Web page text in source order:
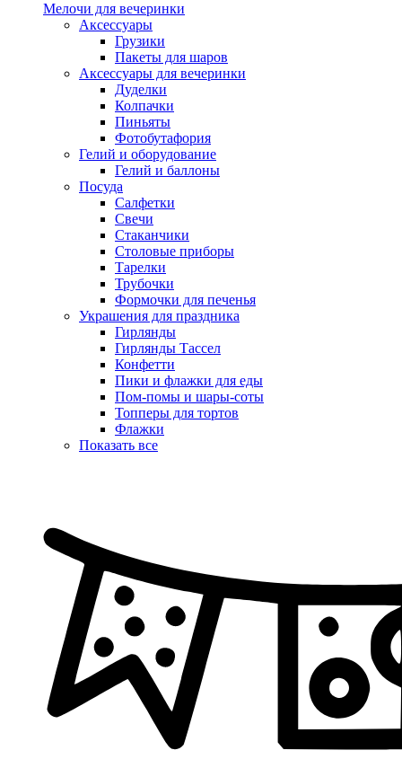
Мелочи для вечеринки
Аксессуары
Грузики
Пакеты для шаров
Аксессуары для вечеринки
Дуделки
Колпачки
Пиньяты
Фотобутафория
Гелий и оборудование
Гелий и баллоны
Посуда
Салфетки
Свечи
Стаканчики
Столовые приборы
Тарелки
Трубочки
Формочки для печенья
Украшения для праздника
Гирлянды
Гирлянды Тассел
Конфетти
Пики и флажки для еды
Пом-помы и шары-соты
Топперы для тортов
Флажки
Показать все